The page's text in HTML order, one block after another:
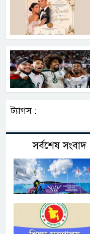
ট্যাগস :
সর্বশেষ সংবাদ